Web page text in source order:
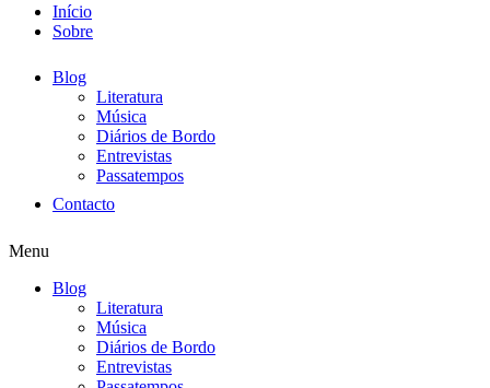
Início
Sobre
Blog
Literatura
Música
Diários de Bordo
Entrevistas
Passatempos
Contacto
Menu
Blog
Literatura
Música
Diários de Bordo
Entrevistas